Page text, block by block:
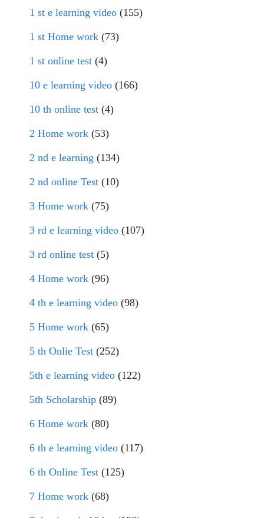
1 st e learning video (155)
1 st Home work (73)
1 st online test (4)
10 e learning video (166)
10 th online test (4)
2 Home work (53)
2 nd e learning (134)
2 nd online Test (10)
3 Home work (75)
3 rd e learning video (107)
3 rd online test (5)
4 Home work (96)
4 th e learning video (98)
5 Home work (65)
5 th Onlie Test (252)
5th e learning video (122)
5th Scholarship (89)
6 Home work (80)
6 th e learning video (117)
6 th Online Test (125)
7 Home work (68)